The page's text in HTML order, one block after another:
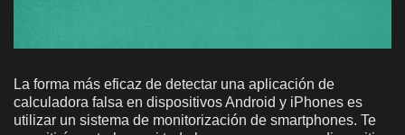
La forma más eficaz de detectar una aplicación de
calculadora falsa en dispositivos Android y iPhones es
utilizar un sistema de monitorización de smartphones. Te